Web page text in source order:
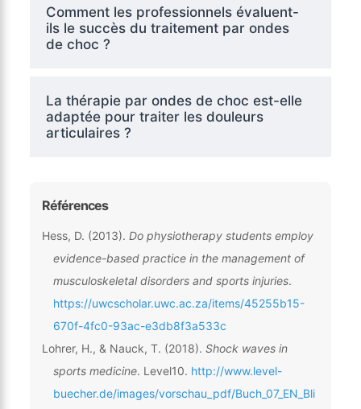
Comment les professionnels évaluent-
ils le succès du traitement par ondes
de choc ?
La thérapie par ondes de choc est-elle
adaptée pour traiter les douleurs
articulaires ?
Références
Hess, D. (2013). Do physiotherapy students employ
evidence-based practice in the management of
musculoskeletal disorders and sports injuries.
https://uwcscholar.uwc.ac.za/items/45255b15-
670f-4fc0-93ac-e3db8f3a533c
Lohrer, H., & Nauck, T. (2018). Shock waves in
sports medicine. Level10. http://www.level-
buecher.de/images/vorschau_pdf/Buch_07_EN_Bli